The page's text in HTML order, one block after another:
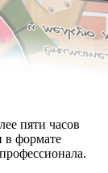
пяти часов
в формате